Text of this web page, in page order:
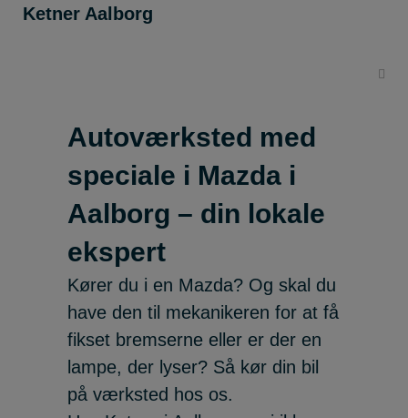
Ketner Aalborg
Autoværksted med
speciale i Mazda i
Aalborg – din lokale
ekspert
Kører du i en Mazda? Og skal du
have den til mekanikeren for at få
fikset bremserne eller er der en
lampe, der lyser? Så kør din bil
på værksted hos os.